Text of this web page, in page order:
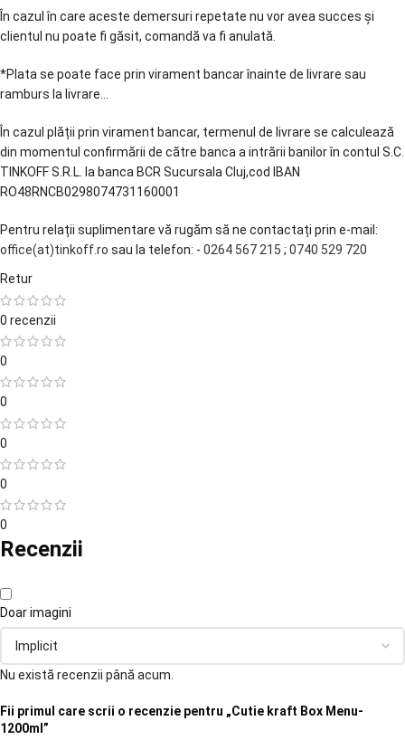
În cazul în care aceste demersuri repetate nu vor avea succes și
clientul nu poate fi găsit, comandă va fi anulată.
*Plata se poate face prin virament bancar înainte de livrare sau
ramburs la livrare...
În cazul plății prin virament bancar, termenul de livrare se calculează
din momentul confirmării de către banca a intrării banilor în contul S.C.
TINKOFF S.R.L. la banca BCR Sucursala Cluj,cod IBAN
RO48RNCB0298074731160001
Pentru relații suplimentare vă rugăm să ne contactați prin e-mail:
office(at)tinkoff.ro sau la telefon: - 0264 567 215 ; 0740 529 720
Retur
0 recenzii
0
0
0
0
0
Recenzii
Doar imagini
Nu există recenzii până acum.
Fii primul care scrii o recenzie pentru „Cutie kraft Box Menu-
1200ml”